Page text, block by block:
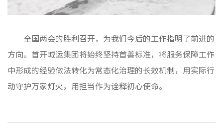
全国两会的胜利召开，为我们今后的工作指明了前进的
方向。首开城运集团将始终坚持首善标准，将服务保障工作
中形成的经验做法转化为常态化治理的长效机制，用实际行
动守护万家灯火，用担当作为诠释初心使命。